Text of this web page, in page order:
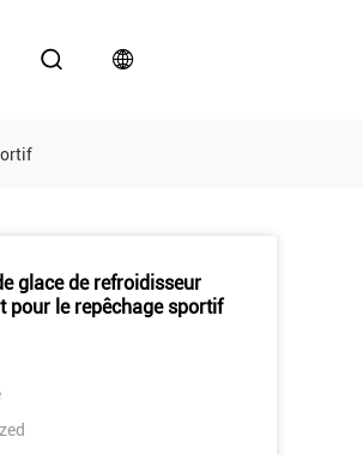
glace de refroidisseur
pour le repêchage sportif